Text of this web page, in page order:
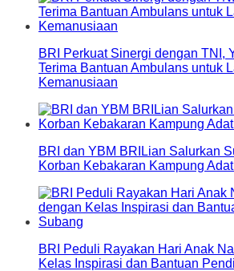
BRI Perkuat Sinergi dengan TNI,
Terima Bantuan Ambulans untuk
Kemanusiaan
BRI dan YBM BRILian Salurkan
Korban Kebakaran Kampung
BRI Peduli Rayakan Hari Anak
Kelas Inspirasi dan Bantuan